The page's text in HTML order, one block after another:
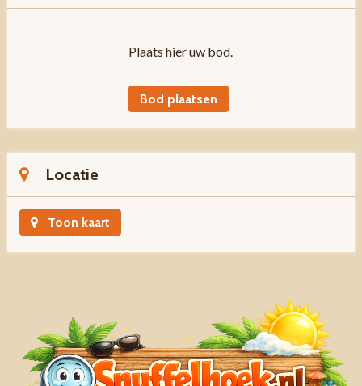
Plaats hier uw bod.
Bod plaatsen
Locatie
Toon kaart